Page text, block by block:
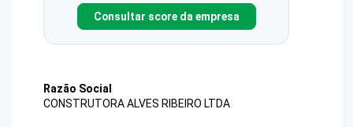
Consultar score da empresa
Razão Social
CONSTRUTORA ALVES RIBEIRO LTDA